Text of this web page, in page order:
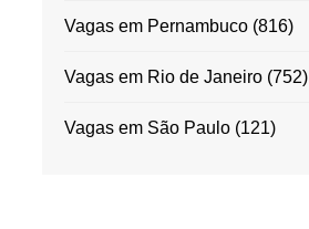
Vagas em Pernambuco(816)
Vagas em Rio de Janeiro(752)
Vagas em São Paulo(121)